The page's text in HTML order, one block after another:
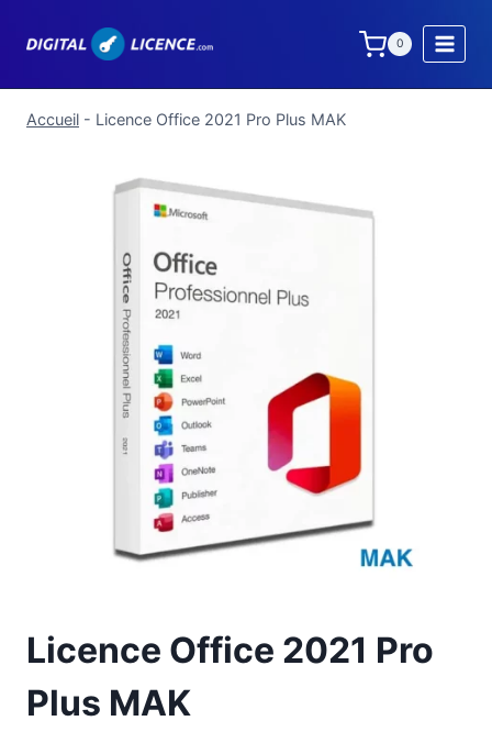
0
Accueil - Licence Office 2021 Pro Plus MAK
Licence Office 2021 Pro
Plus MAK